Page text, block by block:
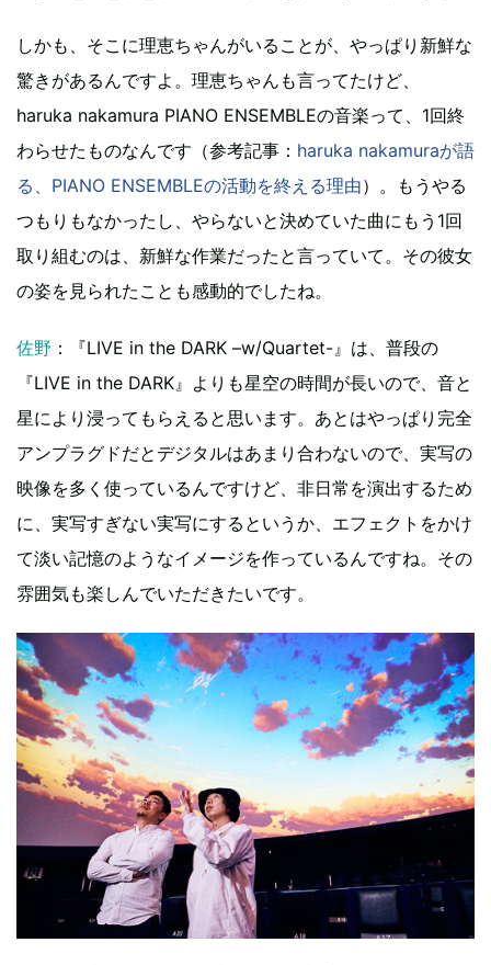
しかも、そこに理恵ちゃんがいることが、やっぱり新鮮な
驚きがあるんですよ。理恵ちゃんも言ってたけど、
haruka nakamura PIANO ENSEMBLEの音楽って、1回終
わらせたものなんです（参考記事： haruka nakamuraが語
る、PIANO ENSEMBLEの活動を終える理由）。もうやる
つもりもなかったし、やらないと決めていた曲にもう1回
取り組むのは、新鮮な作業だったと言っていて。その彼女
の姿を見られたことも感動的でしたね。
佐野 ：『LIVE in the DARK –w/Quartet-』は、普段の
『LIVE in the DARK』よりも星空の時間が長いので、音と
星により浸ってもらえると思います。あとはやっぱり完全
アンプラグドだとデジタルはあまり合わないので、実写の
映像を多く使っているんですけど、非日常を演出するため
に、実写すぎない実写にするというか、エフェクトをかけ
て淡い記憶のようなイメージを作っているんですね。その
雰囲気も楽しんでいただきたいです。